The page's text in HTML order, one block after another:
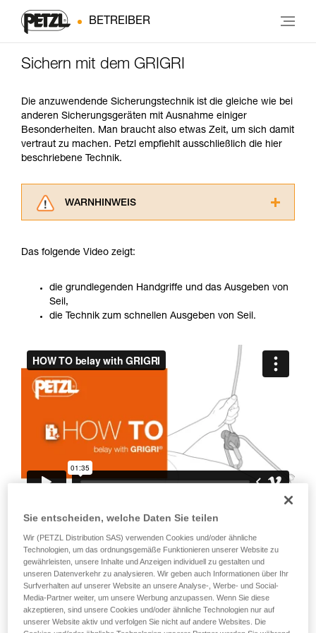
BETREIBER
Sichern mit dem GRIGRI
Die anzuwendende Sicherungstechnik ist die gleiche wie bei
anderen Sicherungsgeräten mit Ausnahme einiger
Besonderheiten. Man braucht also etwas Zeit, um sich damit
vertraut zu machen. Petzl empfiehlt ausschließlich die hier
beschriebene Technik.
WARNHINWEIS
aufmerksam durch, bevor Sie diesen zu Rate
verstehen zu können, müssen Sie zuerst die in
der Gebrauchsanweisung enthaltenen
Informationen richtig verstanden haben.
Training voraus. Prüfen Sie zusammen mit
einem Profi, ob Sie in der Lage sind, den
Vorgang alleine sicher zu wiederholen, bevor
Sie ihn eigenständig durchführen.
Wir geben Beispiele für die mit Ihrer Aktivität
verbundenen Techniken. Möglicherweise gibt es
noch andere Techniken, die hier nicht
beschrieben werden.
Das folgende Video zeigt:
die grundlegenden Handgriffe und das Ausgeben von
Seil,
die Technik zum schnellen Ausgeben von Seil.
Denken Sie daran, dass bei Blockieren
des Geräts oder des
Klemmmechanismus das Seil nicht
blockiert werden kann. Folgendes ist
daher unbedingt zu beachten: das Gerät
nicht mit der ganzen Hand umgreifen,
Sie entscheiden, welche Daten Sie teilen
Wir (PETZL Distribution SAS) verwenden Cookies und/oder ähnliche
Technologien, um das ordnungsgemäße Funktionieren unserer Website zu
gewährleisten, unsere Inhalte und Anzeigen individuell zu gestalten und
unseren Datenverkehr zu analysieren. Wir geben auch Informationen über Ihr
Surfverhalten auf unserer Website an unsere Analyse-, Werbe- und Social-
Media-Partner weiter, um unsere Werbung anzupassen. Wenn Sie diese
akzeptieren, sind unsere Cookies und/oder ähnliche Technologien nur auf
unserer Website aktiv und verfolgen Sie nicht auf andere Websites. Die